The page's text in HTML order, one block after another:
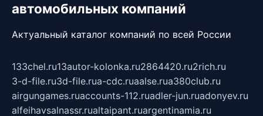
автомобильных компаний
Актуальный каталог компаний по всей России
133chel.ru13autor-kolonka.ru2864420.ru2rich.ru
3-d-file.ru3d-file.rua-cdc.ruaalse.rua380club.ru
airgungames.ruaccounts-112.ruadler-jun.ruadonyev.ru
alfeihavsalnassr.rualtaipant.ruargentinamia.ru